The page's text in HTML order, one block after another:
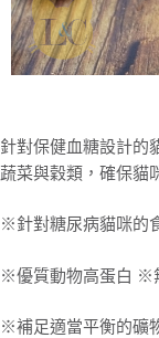
針對保健血糖設計的
蔬菜與穀類，確保貓
※針對糖尿病貓咪的
※優質動物高蛋白 ※
※補足適當平衡的礦